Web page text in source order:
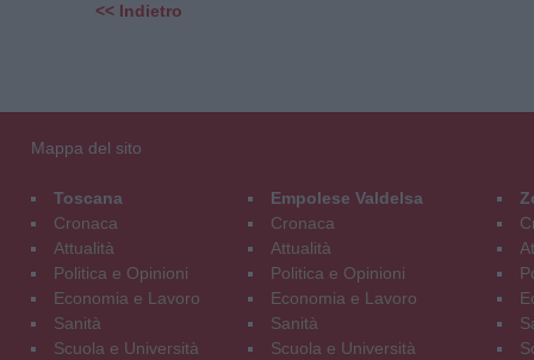
<< Indietro
Mappa del sito
Toscana
Cronaca
Attualità
Politica e Opinioni
Economia e Lavoro
Sanità
Scuola e Università
Empolese Valdelsa
Cronaca
Attualità
Politica e Opinioni
Economia e Lavoro
Sanità
Scuola e Università